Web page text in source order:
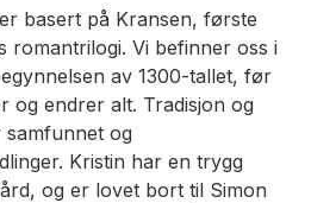
er basert på Kransen, første
romantrilogi. Vi befinner oss i
av 1300-tallet, før
og endrer alt. Tradisjon og
og
Kristin har en trygg
og er lovet bort til Simon